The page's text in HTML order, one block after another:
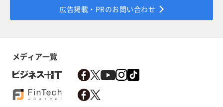
広告掲載・PRのお問い合わせ
メディア一覧